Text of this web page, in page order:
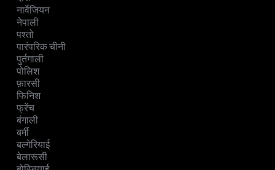
नार्वेजियन
नेपाली
पश्तो
पारंपरिक चीनी
पुर्तगाली
पोलिश
फ़ारसी
फिनिश
फ्रेंच
बंगाली
बर्मी
बल्गेरियाई
बेलारूसी